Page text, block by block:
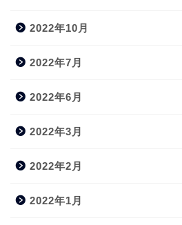
2022年10月
2022年7月
2022年6月
2022年3月
2022年2月
2022年1月